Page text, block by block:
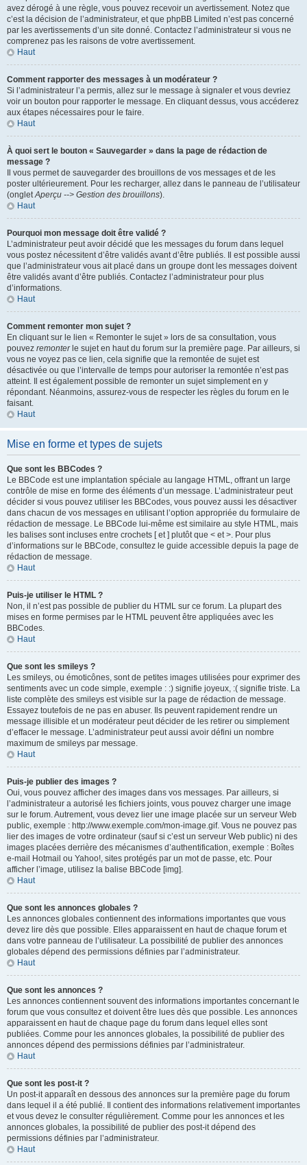
avez dérogé à une règle, vous pouvez recevoir un avertissement. Notez que
c’est la décision de l’administrateur, et que phpBB Limited n’est pas concerné
par les avertissements d’un site donné. Contactez l’administrateur si vous ne
comprenez pas les raisons de votre avertissement.
Haut
Comment rapporter des messages à un modérateur ?
Si l’administrateur l’a permis, allez sur le message à signaler et vous devriez
voir un bouton pour rapporter le message. En cliquant dessus, vous accéderez
aux étapes nécessaires pour le faire.
Haut
À quoi sert le bouton « Sauvegarder » dans la page de rédaction de
message ?
Il vous permet de sauvegarder des brouillons de vos messages et de les
poster ultérieurement. Pour les recharger, allez dans le panneau de l’utilisateur
(ongletAperçu --> Gestion des brouillons).
Haut
Pourquoi mon message doit être validé ?
L’administrateur peut avoir décidé que les messages du forum dans lequel
vous postez nécessitent d’être validés avant d’être publiés. Il est possible aussi
que l’administrateur vous ait placé dans un groupe dont les messages doivent
être validés avant d’être publiés. Contactez l’administrateur pour plus
d’informations.
Haut
Comment remonter mon sujet ?
En cliquant sur le lien « Remonter le sujet » lors de sa consultation, vous
pouvez remonterle sujet en haut du forum sur la première page. Par ailleurs, si
vous ne voyez pas ce lien, cela signifie que la remontée de sujet est
désactivée ou que l’intervalle de temps pour autoriser la remontée n’est pas
atteint. Il est également possible de remonter un sujet simplement en y
répondant. Néanmoins, assurez-vous de respecter les règles du forum en le
faisant.
Haut
Mise en forme et types de sujets
Que sont les BBCodes ?
Le BBCode est une implantation spéciale au langage HTML, offrant un large
contrôle de mise en forme des éléments d’un message. L’administrateur peut
décider si vous pouvez utiliser les BBCodes, vous pouvez aussi les désactiver
dans chacun de vos messages en utilisant l’option appropriée du formulaire de
rédaction de message. Le BBCode lui-même est similaire au style HTML, mais
les balises sont incluses entre crochets [ et ] plutôt que < et >. Pour plus
d’informations sur le BBCode, consultez le guide accessible depuis la page de
rédaction de message.
Haut
Puis-je utiliser le HTML ?
Non, il n’est pas possible de publier du HTML sur ce forum. La plupart des
mises en forme permises par le HTML peuvent être appliquées avec les
BBCodes.
Haut
Que sont les smileys ?
Les smileys, ou émoticônes, sont de petites images utilisées pour exprimer des
sentiments avec un code simple, exemple : :) signifie joyeux, :( signifie triste. La
liste complète des smileys est visible sur la page de rédaction de message.
Essayez toutefois de ne pas en abuser. Ils peuvent rapidement rendre un
message illisible et un modérateur peut décider de les retirer ou simplement
d’effacer le message. L’administrateur peut aussi avoir défini un nombre
maximum de smileys par message.
Haut
Puis-je publier des images ?
Oui, vous pouvez afficher des images dans vos messages. Par ailleurs, si
l’administrateur a autorisé les fichiers joints, vous pouvez charger une image
sur le forum. Autrement, vous devez lier une image placée sur un serveur Web
public, exemple : http://www.exemple.com/mon-image.gif. Vous ne pouvez pas
lier des images de votre ordinateur (sauf si c’est un serveur Web public) ni des
images placées derrière des mécanismes d’authentification, exemple : Boîtes
e-mail Hotmail ou Yahoo!, sites protégés par un mot de passe, etc. Pour
afficher l’image, utilisez la balise BBCode [img].
Haut
Que sont les annonces globales ?
Les annonces globales contiennent des informations importantes que vous
devez lire dès que possible. Elles apparaissent en haut de chaque forum et
dans votre panneau de l’utilisateur. La possibilité de publier des annonces
globales dépend des permissions définies par l’administrateur.
Haut
Que sont les annonces ?
Les annonces contiennent souvent des informations importantes concernant le
forum que vous consultez et doivent être lues dès que possible. Les annonces
apparaissent en haut de chaque page du forum dans lequel elles sont
publiées. Comme pour les annonces globales, la possibilité de publier des
annonces dépend des permissions définies par l’administrateur.
Haut
Que sont les post-it ?
Un post-it apparaît en dessous des annonces sur la première page du forum
dans lequel il a été publié. Il contient des informations relativement importantes
et vous devez le consulter régulièrement. Comme pour les annonces et les
annonces globales, la possibilité de publier des post-it dépend des
permissions définies par l’administrateur.
Haut